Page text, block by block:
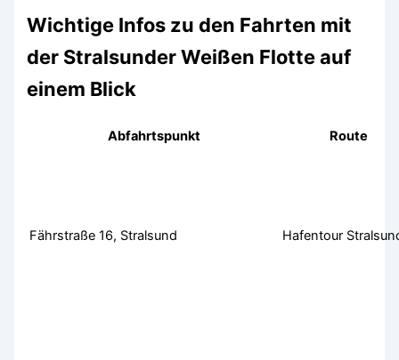
Wichtige Infos zu den Fahrten mit
der Stralsunder Weißen Flotte auf
einem Blick
Abfahrtspunkt Route
Fährstraße 16, Stralsund Hafentour